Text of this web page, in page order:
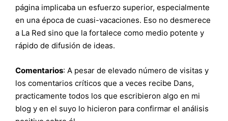
página implicaba un esfuerzo superior, especialmente
en una época de cuasi-vacaciones. Eso no desmerece
a La Red sino que la fortalece como medio potente y
rápido de difusión de ideas.
Comentarios: A pesar de elevado número de visitas y
los comentarios críticos que a veces recibe Dans,
practicamente todos los que escribieron algo en mi
blog y en el suyo lo hicieron para confirmar el análisis